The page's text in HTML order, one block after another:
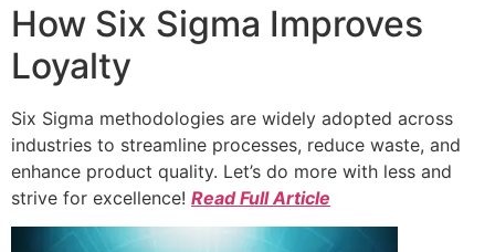
How Six Sigma Improves
Loyalty
Six Sigma methodologies are widely adopted across
industries to streamline processes, reduce waste, and
enhance product quality. Let’s do more with less and
strive for excellence! Read Full Article